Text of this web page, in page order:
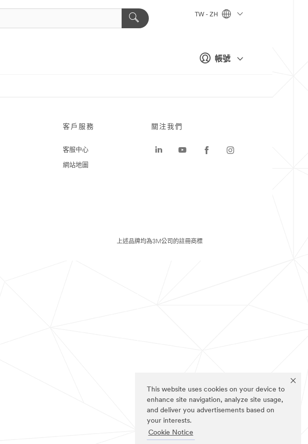
This website uses cookies on your device to
enhance site navigation, analyze site usage,
and deliver you advertisements based on
your interests.
Cookie Notice
帳號
TW - ZH
客戶服務
客服中心
網站地圖
關注我們
上述品牌均為3M公司的註冊商標